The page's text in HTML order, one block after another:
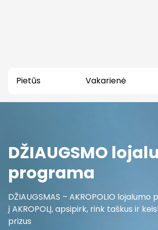
Pietūs Vakarienė
DŽIAUGSMO
programa
DŽIAUGSMAS – AKROPOLIO
į AKROPOLĮ, apsipirk, rink taškus ir
prizus